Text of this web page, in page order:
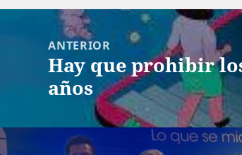
Navegación
entradas
ANTERIOR
Entrada
anterior:
Hay que prohibir
años